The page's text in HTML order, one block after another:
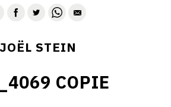
JOËL STEIN
COPIE